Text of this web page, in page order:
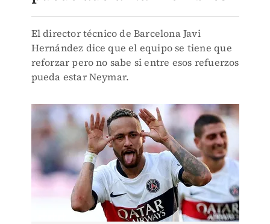
El director técnico de Barcelona Javi
Hernández dice que el equipo se tiene que
reforzar pero no sabe si entre esos refuerzos
pueda estar Neymar.